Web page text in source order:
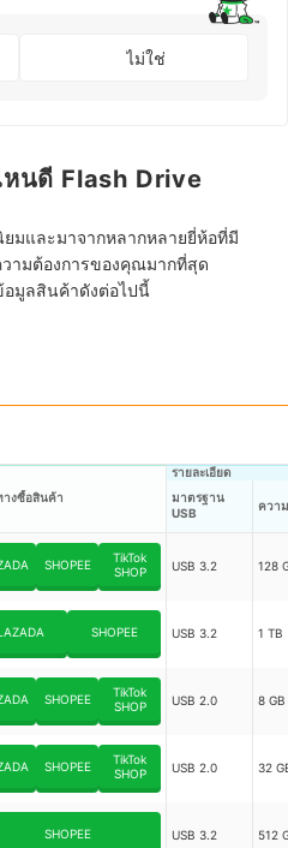
ไม่ใช่
นดี Flash Drive
มและมาจากหลากหลายยี่ห้อที่มี
ามต้องการของคุณมากที่สุด
อมูลสินค้าดังต่อไปนี้
างซื้อสินค้า
รายละเอียด
มาตรฐาน
USB
ควา
SHOPEE
TikTok
SHOP
USB 3.2 128
SHOPEE USB 3.2 1 TB
SHOPEE
TikTok
SHOP
USB 2.0 8 GB
SHOPEE
TikTok
SHOP
USB 2.0 32
SHOPEE USB 3.2 512